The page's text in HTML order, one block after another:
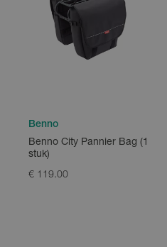
Benno
Benno City Pannier Bag (1
stuk)
€ 119.00